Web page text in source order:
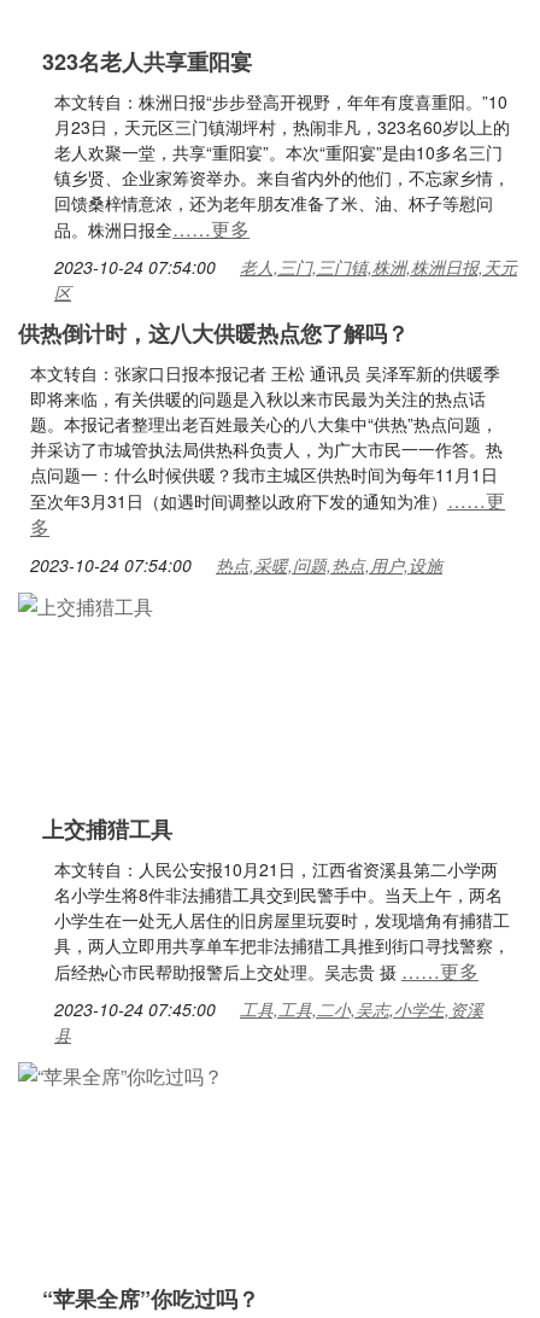
323名老人共享重阳宴
本文转自：株洲日报“步步登高开视野，年年有度喜重阳。”10
月23日，天元区三门镇湖坪村，热闹非凡，323名60岁以上的
老人欢聚一堂，共享“重阳宴”。本次“重阳宴”是由10多名三门
镇乡贤、企业家筹资举办。来自省内外的他们，不忘家乡情，
回馈桑梓情意浓，还为老年朋友准备了米、油、杯子等慰问
品。株洲日报全……更多
2023-10-24 07:54:00
老人,三门,三门镇,株洲,株洲日报,天元
区
供热倒计时，这八大供暖热点您了解吗？
本文转自：张家口日报本报记者 王松 通讯员 吴泽军新的供暖季
即将来临，有关供暖的问题是入秋以来市民最为关注的热点话
题。本报记者整理出老百姓最关心的八大集中“供热”热点问题，
并采访了市城管执法局供热科负责人，为广大市民一一作答。热
点问题一：什么时候供暖？我市主城区供热时间为每年11月1日
至次年3月31日（如遇时间调整以政府下发的通知为准） ……更
多
2023-10-24 07:54:00 热点,采暖,问题,热点,用户,设施
上交捕猎工具
本文转自：人民公安报10月21日，江西省资溪县第二小学两
名小学生将8件非法捕猎工具交到民警手中。当天上午，两名
小学生在一处无人居住的旧房屋里玩耍时，发现墙角有捕猎工
具，两人立即用共享单车把非法捕猎工具推到街口寻找警察，
后经热心市民帮助报警后上交处理。吴志贵 摄 ……更多
2023-10-24 07:45:00
工具,工具,二小,吴志,小学生,资溪
县
“苹果全席”你吃过吗？